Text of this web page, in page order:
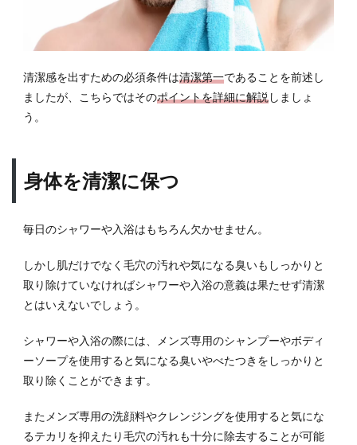
最適
なサ
イズ
の服
のな
い服
6.3
がな
い服
装
おす
すめ
の服
7.1
シャ
清潔感を出すための必須条件は清潔第一であることを前述し
ましたが、こちらではそのポイントを詳細に解説しましょ
う。
身体を清潔に保つ
毎日のシャワーや入浴はもちろん欠かせません。
しかし肌だけでなく毛穴の汚れや気になる臭いもしっかりと
取り除けていなければシャワーや入浴の意義は果たせず清潔
とはいえないでしょう。
シャワーや入浴の際には、メンズ専用のシャンプーやボディ
ーソープを使用すると気になる臭いやべたつきをしっかりと
取り除くことができます。
またメンズ専用の洗顔料やクレンジングを使用すると気にな
るテカリを抑えたり毛穴の汚れも十分に除去することが可能